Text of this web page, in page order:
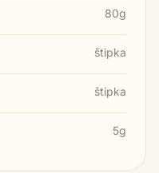
80g
štipka
štipka
5g